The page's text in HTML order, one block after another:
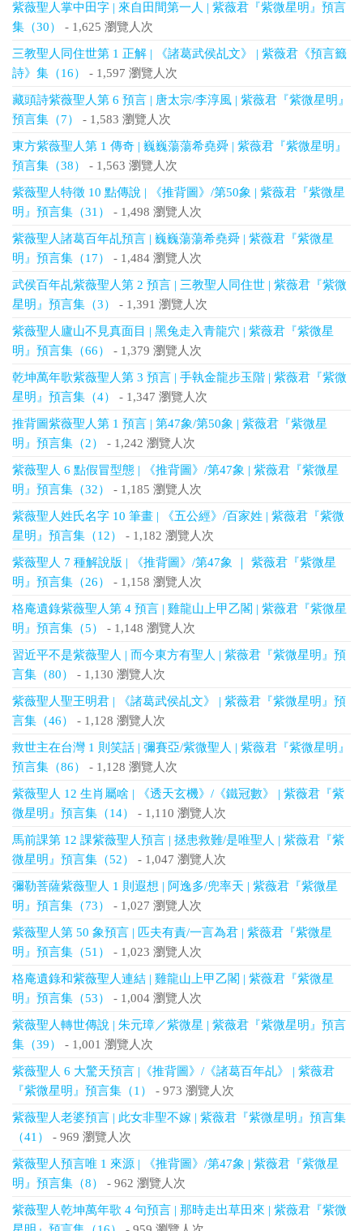
紫薇聖人掌中田字 | 來自田間第一人 | 紫薇君『紫微星明』預言
集（30）
- 1,625 瀏覽人次
三教聖人同住世第 1 正解 | 《諸葛武侯乩文》 | 紫薇君《預言籤
詩》集（16）
- 1,597 瀏覽人次
藏頭詩紫薇聖人第 6 預言 | 唐太宗/李淳風 | 紫薇君『紫微星明』
預言集（7）
- 1,583 瀏覽人次
東方紫薇聖人第 1 傳奇 | 巍巍蕩蕩希堯舜 | 紫薇君『紫微星明』
預言集（38）
- 1,563 瀏覽人次
紫薇聖人特徵 10 點傳說 | 《推背圖》/第50象 | 紫薇君『紫微星
明』預言集（31）
- 1,498 瀏覽人次
紫薇聖人諸葛百年乩預言 | 巍巍蕩蕩希堯舜 | 紫薇君『紫微星
明』預言集（17）
- 1,484 瀏覽人次
武侯百年乩紫薇聖人第 2 預言 | 三教聖人同住世 | 紫薇君『紫微
星明』預言集（3）
- 1,391 瀏覽人次
紫薇聖人廬山不見真面目 | 黑兔走入青龍穴 | 紫薇君『紫微星
明』預言集（66）
- 1,379 瀏覽人次
乾坤萬年歌紫薇聖人第 3 預言 | 手執金龍步玉階 | 紫薇君『紫微
星明』預言集（4）
- 1,347 瀏覽人次
推背圖紫薇聖人第 1 預言 | 第47象/第50象 | 紫薇君『紫微星
明』預言集（2）
- 1,242 瀏覽人次
紫薇聖人 6 點假冒型態 | 《推背圖》/第47象 | 紫薇君『紫微星
明』預言集（32）
- 1,185 瀏覽人次
紫薇聖人姓氏名字 10 筆畫 | 《五公經》/百家姓 | 紫薇君『紫微
星明』預言集（12）
- 1,182 瀏覽人次
紫薇聖人 7 種解說版 | 《推背圖》/第47象 ｜ 紫薇君『紫微星
明』預言集（26）
- 1,158 瀏覽人次
格庵遺錄紫薇聖人第 4 預言 | 雞龍山上甲乙閣 | 紫薇君『紫微星
明』預言集（5）
- 1,148 瀏覽人次
習近平不是紫薇聖人 | 而今東方有聖人 | 紫薇君『紫微星明』預
言集（80）
- 1,130 瀏覽人次
紫薇聖人聖王明君 | 《諸葛武侯乩文》 | 紫薇君『紫微星明』預
言集（46）
- 1,128 瀏覽人次
救世主在台灣 1 則笑話 | 彌賽亞/紫微聖人 | 紫薇君『紫微星明』
預言集（86）
- 1,128 瀏覽人次
紫薇聖人 12 生肖屬啥 | 《透天玄機》/《鐵冠數》 | 紫薇君『紫
微星明』預言集（14）
- 1,110 瀏覽人次
馬前課第 12 課紫薇聖人預言 | 拯患救難/是唯聖人 | 紫薇君『紫
微星明』預言集（52）
- 1,047 瀏覽人次
彌勒菩薩紫薇聖人 1 則遐想 | 阿逸多/兜率天 | 紫薇君『紫微星
明』預言集（73）
- 1,027 瀏覽人次
紫薇聖人第 50 象預言 | 匹夫有責/一言為君 | 紫薇君『紫微星
明』預言集（51）
- 1,023 瀏覽人次
格庵遺錄和紫薇聖人連結 | 雞龍山上甲乙閣 | 紫薇君『紫微星
明』預言集（53）
- 1,004 瀏覽人次
紫薇聖人轉世傳說 | 朱元璋／紫微星 | 紫薇君『紫微星明』預言
集（39）
- 1,001 瀏覽人次
紫薇聖人 6 大驚天預言 |《推背圖》/《諸葛百年乩》 | 紫薇君
『紫微星明』預言集（1）
- 973 瀏覽人次
紫薇聖人老婆預言 | 此女非聖不嫁 | 紫薇君『紫微星明』預言集
（41）
- 969 瀏覽人次
紫薇聖人預言唯 1 來源 | 《推背圖》/第47象 | 紫薇君『紫微星
明』預言集（8）
- 962 瀏覽人次
紫薇聖人乾坤萬年歌 4 句預言 | 那時走出草田來 | 紫薇君『紫微